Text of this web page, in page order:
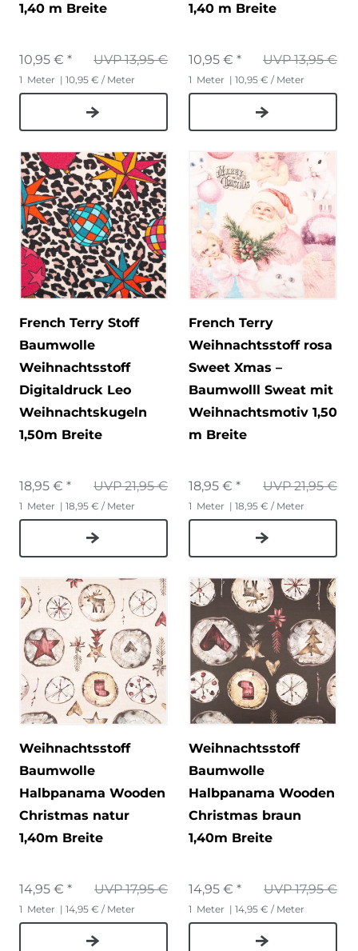
1,40 m Breite
UVP 13,95 €
10,95 € *
1 Meter | 10,95 € / Meter
1,40 m Breite
UVP 13,95 €
10,95 € *
1 Meter | 10,95 € / Meter
French Terry Stoff
Baumwolle
Weihnachtsstoff
Digitaldruck Leo
Weihnachtskugeln
1,50m Breite
UVP 21,95 €
18,95 € *
1 Meter | 18,95 € / Meter
French Terry
Weihnachtsstoff rosa
Sweet Xmas –
Baumwolll Sweat mit
Weihnachtsmotiv 1,50
m Breite
UVP 21,95 €
18,95 € *
1 Meter | 18,95 € / Meter
Weihnachtsstoff
Baumwolle
Halbpanama Wooden
Christmas natur
1,40m Breite
UVP 17,95 €
14,95 € *
1 Meter | 14,95 € / Meter
Weihnachtsstoff
Baumwolle
Halbpanama Wooden
Christmas braun
1,40m Breite
UVP 17,95 €
14,95 € *
1 Meter | 14,95 € / Meter